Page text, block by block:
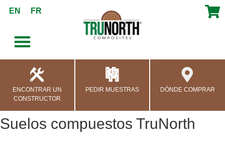
contenido
EN FR
ENCONTRAR UN
CONSTRUCTOR
PEDIR MUESTRAS DÓNDE COMPRAR
Suelos compuestos TruNorth